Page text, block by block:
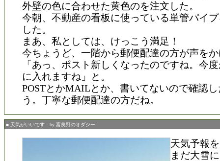
外壁の色に合わせた黄色のを注文した。
今朝、不動産の看板に使っている単管パイ
した。
まあ、私としては、けっこう満足！
今ちょうど、一階から郵便配達の方が声を
「あっ、ポスト新しくなったのですね。今
に入れますね」と。
POSTとかMAILとか、書いてないので確認
う。丁寧な郵便配達の方だね。
■ 天気がいいです by 富良野のオダジー
天気予報
まだ大雪